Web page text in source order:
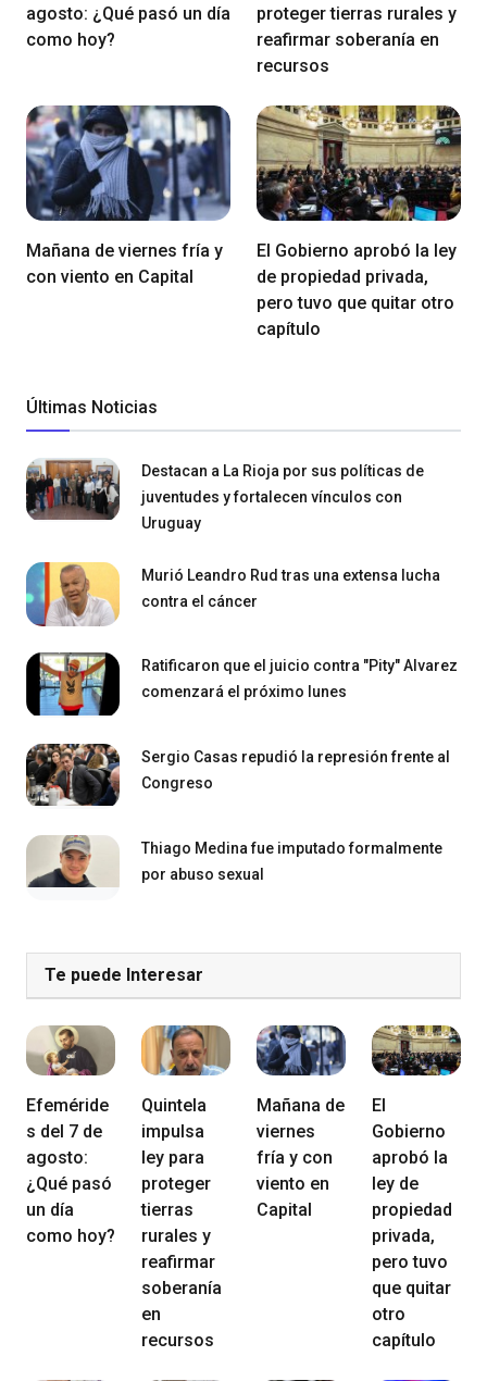
agosto: ¿Qué pasó un día
como hoy?
proteger tierras rurales y
reafirmar soberanía en
recursos
Mañana de viernes fría y
con viento en Capital
El Gobierno aprobó la ley
de propiedad privada,
pero tuvo que quitar otro
capítulo
Últimas Noticias
Destacan a La Rioja por sus políticas de
juventudes y fortalecen vínculos con
Uruguay
Murió Leandro Rud tras una extensa lucha
contra el cáncer
Ratificaron que el juicio contra "Pity" Alvarez
comenzará el próximo lunes
Sergio Casas repudió la represión frente al
Congreso
Thiago Medina fue imputado formalmente
por abuso sexual
Te puede Interesar
Efeméride
s del 7 de
agosto:
¿Qué pasó
un día
como hoy?
Quintela
impulsa
ley para
proteger
tierras
rurales y
reafirmar
soberanía
en
recursos
Mañana de
viernes
fría y con
viento en
Capital
El
Gobierno
aprobó la
ley de
propiedad
privada,
pero tuvo
que quitar
otro
capítulo